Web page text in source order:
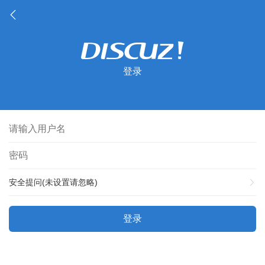
登录
安全提问(未设置请忽略)
登录